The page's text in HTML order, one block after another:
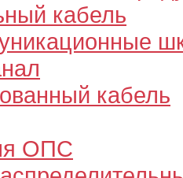
кабель
кабель
ОПС